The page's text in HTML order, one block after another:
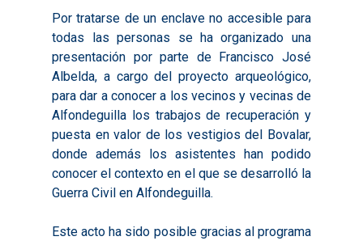
Por tratarse de un enclave no accesible para
todas las personas se ha organizado una
presentación por parte de Francisco José
Albelda, a cargo del proyecto arqueológico,
para dar a conocer a los vecinos y vecinas de
Alfondeguilla los trabajos de recuperación y
puesta en valor de los vestigios del Bovalar,
donde además los asistentes han podido
conocer el contexto en el que se desarrolló la
Guerra Civil en Alfondeguilla.
Este acto ha sido posible gracias al programa
Formación Pactos
Otras Acciones:
2017
2018
2019
2020
2021
2022
2023
Resúmenes
Experimentales
2024
Informes
Audiovisuales
Información
ODS
Noticias
Actualidad
Boletines de Noticias
Contacto